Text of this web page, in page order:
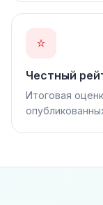
⭐
Честный
Итоговая